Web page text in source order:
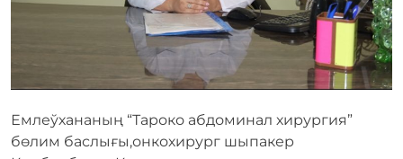
Емлеўхананың “Тароко абдоминал хирургия”
бөлим баслығы,онкохирург шыпакер